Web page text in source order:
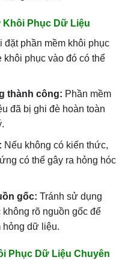
Khôi Phục Dữ Liệu
đặt phần mềm khôi phục
phục vào đó có thể
thành công: Phần mềm
đã bị ghi đè hoàn toàn
Nếu không có kiến thức,
có thể gây ra hỏng hóc
gốc: Tránh sử dụng
rõ nguồn gốc để
hỏng dữ liệu.
Phục Dữ Liệu Chuyên